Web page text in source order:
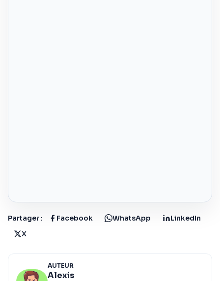
Partager : Facebook WhatsApp
LinkedIn
X
AUTEUR
Alexis